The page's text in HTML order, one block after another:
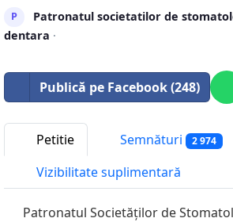
P
Patronatul societatilor de
dentara ·
Publică pe Facebook (248)
Petitie Semnături 2 974
Vizibilitate suplimentară
Patronatul Societăților de